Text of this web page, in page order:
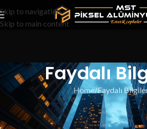
Skip to navigation
Skip to main content
Faydalı
Home Faydalı